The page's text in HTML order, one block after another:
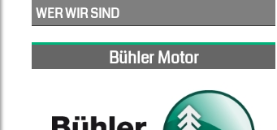
WER WIR SIND
WO WIR SIND
Engineering findet in Europa statt. Wir unterstützen unsere Kunden bei Bedarf per Videokonferenz mit unserem Know-How.
Wir haben die Produktionsstätte nach Darlingshan (China, Dongguan) verlegt. Dongguan ist bekannt für das breite Spektrum an Unternehmen, die sich dem Elektronikmarkt widmen. Der Zugang zu gut ausgebildeten Arbeitskräften, Rohstoffen und internationalen Transportmöglichkeiten ist unser Hauptschlüssel zu unserem Erfolg.
Bühler Motor